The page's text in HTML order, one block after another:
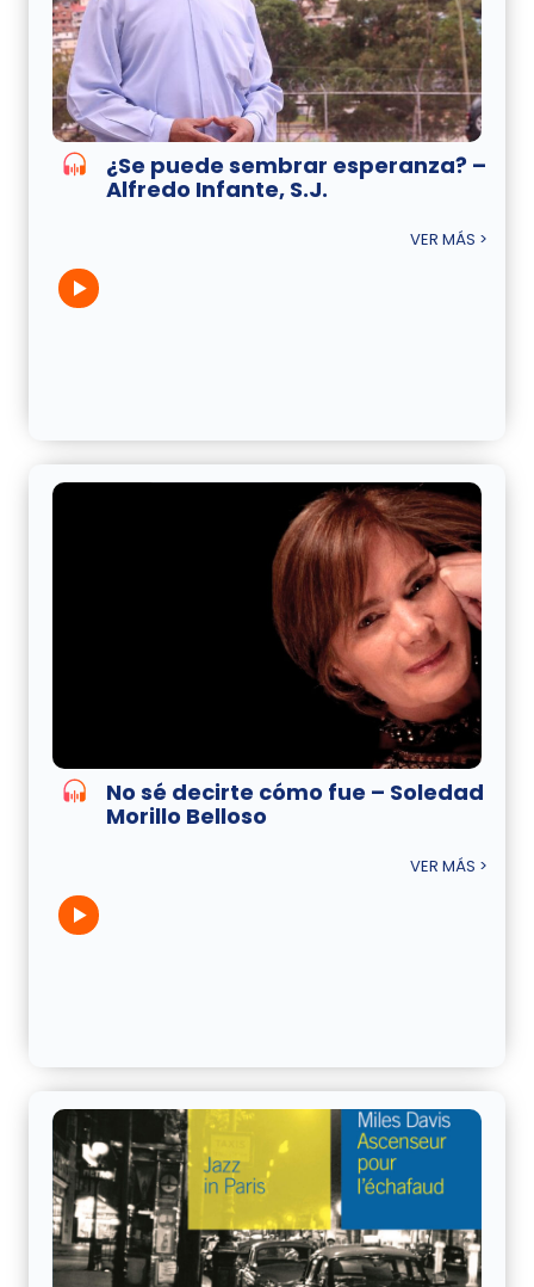
¿Se puede sembrar esperanza? –
Alfredo Infante, S.J.
VER MÁS >
No sé decirte cómo fue – Soledad
Morillo Belloso
VER MÁS >